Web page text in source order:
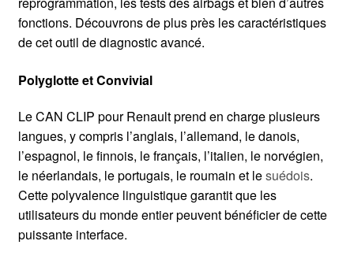
fonctions. Découvrons de plus près les caractéristiques
de cet outil de diagnostic avancé.
Polyglotte et Convivial
Le CAN CLIP pour Renault prend en charge plusieurs
langues, y compris l’anglais, l’allemand, le danois,
l’espagnol, le finnois, le français, l’italien, le norvégien,
le néerlandais, le portugais, le roumain et lesuédois.
Cette polyvalence linguistique garantit que les
utilisateurs du monde entier peuvent bénéficier de cette
puissante interface.